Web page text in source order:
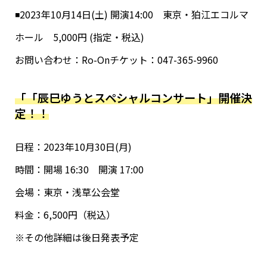
◾️2023年10月14日(土) 開演14:00 東京・狛江エコルマ
ホール 5,000円 (指定・税込)
お問い合わせ：Ro-Onチケット：047-365-9960
「「辰巳ゆうとスペシャルコンサート」開催決
定！！
日程：2023年10月30日(月)
時間：開場 16:30 開演 17:00
会場：東京・浅草公会堂
料金：6,500円（税込）
※その他詳細は後日発表予定